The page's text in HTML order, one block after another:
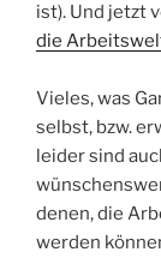
ist). Und jetzt
die
Vieles, was
selbst, bzw.
leider sind
denen, die
werden